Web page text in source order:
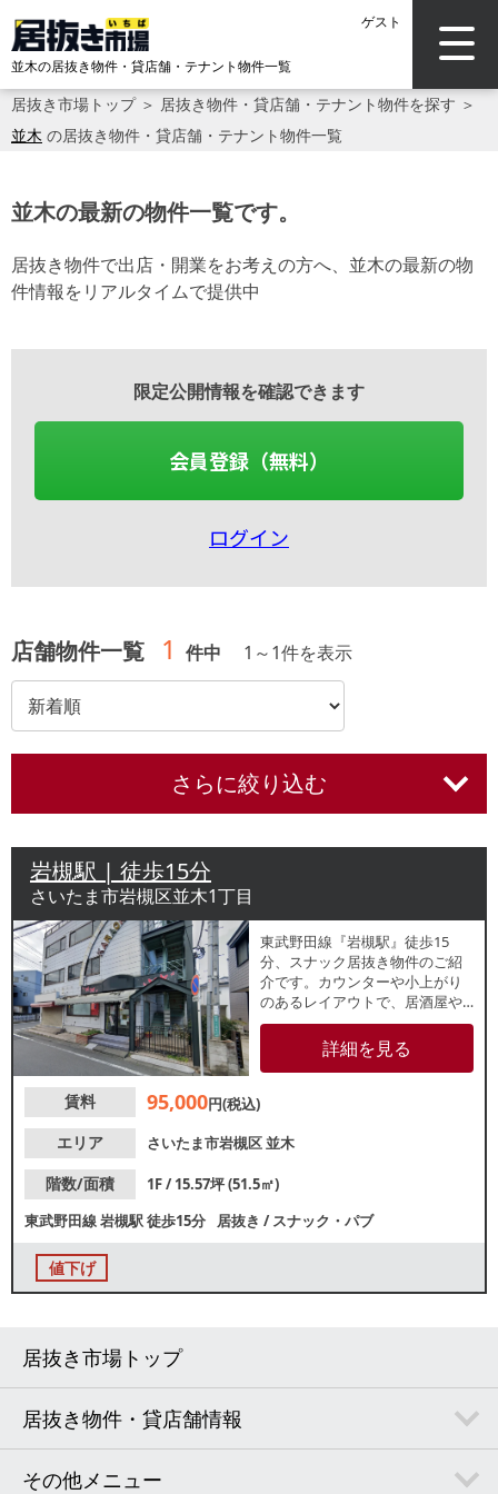
ゲスト
並木の居抜き物件・貸店舗・テナント物件一覧
居抜き市場トップ＞ 居抜き物件・貸店舗・テナント物件を探す ＞
並木 の居抜き物件・貸店舗・テナント物件一覧
並木の最新の物件一覧です。
居抜き物件で出店・開業をお考えの方へ、並木の最新の物
件情報をリアルタイムで提供中
限定公開情報を確認できます
会員登録（無料）
ログイン
店舗物件一覧 1 件中 1 ～1件を表示
さらに絞り込む
岩槻駅 | 徒歩15分
さいたま市岩槻区並木1丁目
東武野田線『岩槻駅』徒歩15
分、スナック居抜き物件のご紹
介です。カウンターや小上がり
のあるレイアウトで、居酒屋や
小料理屋にもおすすめ！造作代
無償のため、類似業態ご希望の
方はスピーディーな開業が可能
詳細を見る
賃料 95,000円(税込)
エリア
さいたま市岩槻区並木
階数/面積
1F / 15.57坪 (51.5㎡)
東武野田線岩槻駅徒歩15分 居抜き /スナック・パブ
値下げ
居抜き市場トップ
居抜き物件・貸店舗情報
その他メニュー